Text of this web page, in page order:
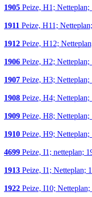
1905 Peize, H1; Netteplan;
1911 Peize, H11;
1912 Peize, H12;
1906 Peize, H2; Netteplan;
1907 Peize, H3; Netteplan;
1908 Peize, H4; Netteplan;
1909 Peize, H8; Netteplan;
1910 Peize, H9; Netteplan;
4699 Peize, I1; netteplan;
1913 Peize, I1; Netteplan;
1922 Peize, I10;